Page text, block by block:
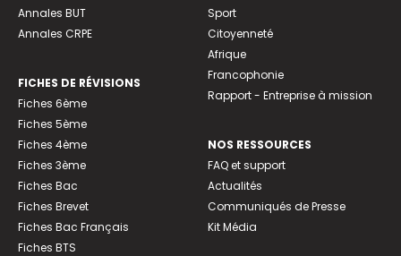
Annales BUT
Annales CRPE
FICHES DE RÉVISIONS
Fiches 6ème
Fiches 5ème
Fiches 4ème
Fiches 3ème
Fiches Bac
Fiches Brevet
Fiches Bac Français
Fiches BTS
Sport
Citoyenneté
Afrique
Francophonie
Rapport - Entreprise à mission
NOS RESSOURCES
FAQ et support
Actualités
Communiqués de Presse
Kit Média